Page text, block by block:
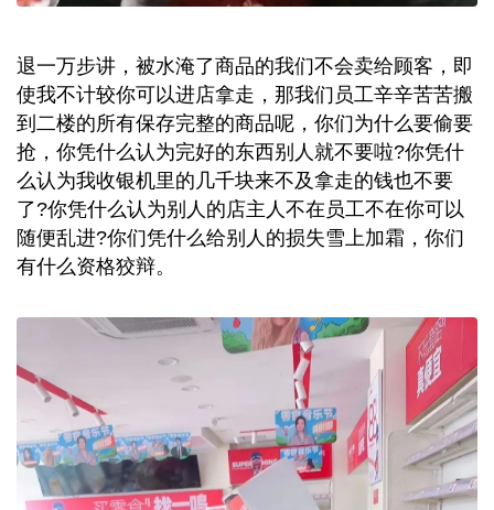
退一万步讲，被水淹了商品的我们不会卖给顾客，即
使我不计较你可以进店拿走，那我们员工辛辛苦苦搬
到二楼的所有保存完整的商品呢，你们为什么要偷要
抢，你凭什么认为完好的东西别人就不要啦?你凭什
么认为我收银机里的几千块来不及拿走的钱也不要
了?你凭什么认为别人的店主人不在员工不在你可以
随便乱进?你们凭什么给别人的损失雪上加霜，你们
有什么资格狡辩。